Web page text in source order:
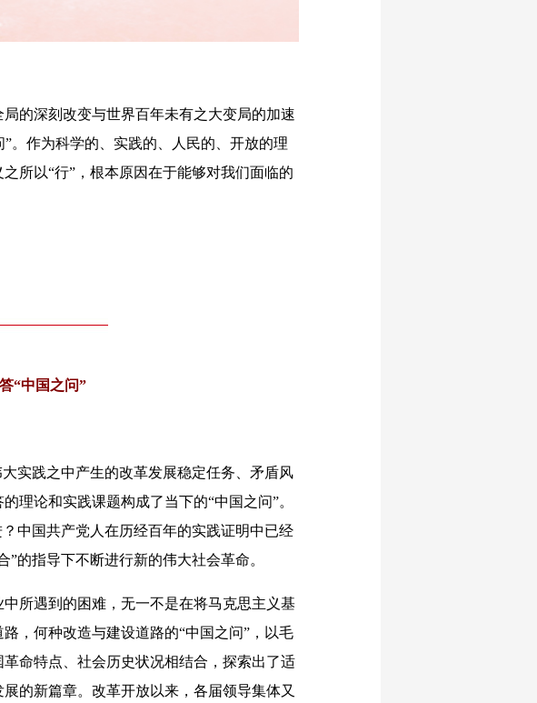
的深刻改变与世界百年未有之大变局的加速
。作为科学的、实践的、人民的、开放的理
所以“行”，根本原因在于能够对我们面临的
“中国之问”
实践之中产生的改革发展稳定任务、矛盾风
理论和实践课题构成了当下的“中国之问”。
中国共产党人在历经百年的实践证明中已经
的指导下不断进行新的伟大社会革命。
所遇到的困难，无一不是在将马克思主义基
，何种改造与建设道路的“中国之问”，以毛
命特点、社会历史状况相结合，探索出了适
的新篇章。改革开放以来，各届领导集体又